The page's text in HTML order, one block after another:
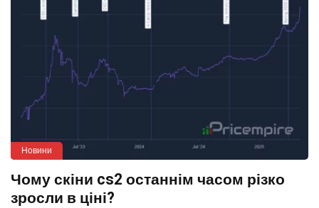
Новини
Чому скіни cs2 останнім часом різко
зросли в ціні?